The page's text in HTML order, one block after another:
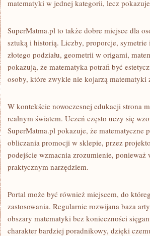
matematyki w jednej kategorii, lecz
SuperMatma.pl to także dobre miejsce dla
sztuką i historią. Liczby, proporcje,
złotego podziału, geometrii w origami,
pokazują, że matematyka potrafi być
osoby, które zwykle nie kojarzą matematyki
W kontekście nowoczesnej edukacji strona
realnym światem. Uczeń często uczy się
SuperMatma.pl pokazuje, że matematyczne
obliczania promocji w sklepie, przez
podejście wzmacnia zrozumienie, ponieważ
praktycznym narzędziem.
Portal może być również miejscem, do
zastosowania. Regularnie rozwijana baza
obszary matematyki bez konieczności
charakter bardziej poradnikowy, dzięki